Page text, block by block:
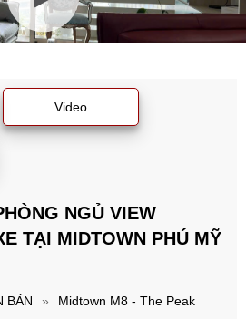
Video
NGỦ VIEW
TẠI MIDTOWN PHÚ MỸ
BÁN » Midtown M8 - The Peak